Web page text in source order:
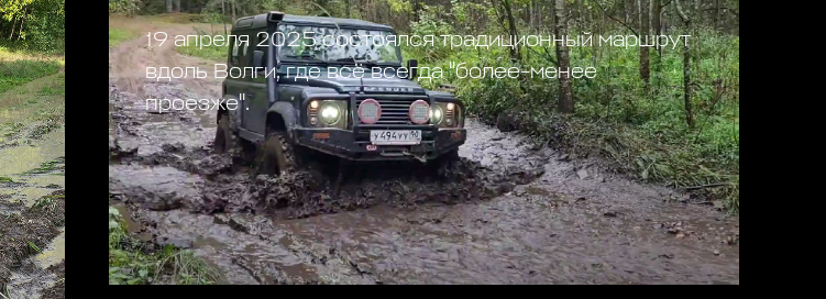
19 апреля 2025 состоялся традиционный маршрут
вдоль Волги, где всё всегда "более-менее
проезже".